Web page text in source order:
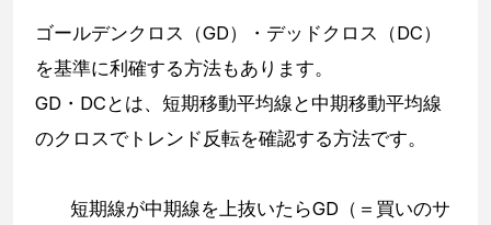
ゴールデンクロス（GD）・デッドクロス（DC）
を基準に利確する方法もあります。
GD・DCとは、短期移動平均線と中期移動平均線
のクロスでトレンド反転を確認する方法です。
短期線が中期線を上抜いたらGD（＝買いのサ